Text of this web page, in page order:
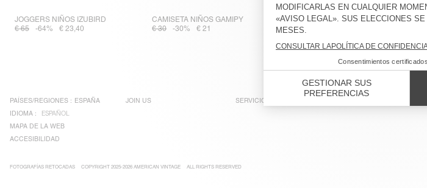
JOGGERS NIÑOS IZUBIRD
€ 65
-64% € 23,40
CAMISETA NIÑOS GAMIPY
€ 30
-30% € 21
JOGGERS NIÑOS AFOMA
€ 65
PAÍSES/REGIONES : ESPAÑA
IDIOMA :
ESPAÑOL
MAPA DE LA WEB
ACCESIBILIDAD
JOIN US SERVICIO AL CLIENTE
FOTOGRAFÍAS RETOCADAS COPYRIGHT 2025-2026 AMERICAN VINTAGE ALL RIGHTS RESERVED